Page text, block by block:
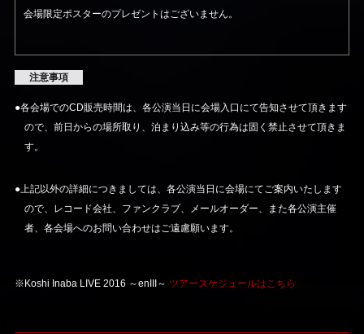
会場限定ポスターのプレゼントはございません。
注意事項
●各会場でのCD販売時間は、各公演当日に会場入口にて告知させて頂きます
ので、前日からの場所取り、泊まり込み等の行為は固く禁止させて頂きま
す。
●上記以外の詳細につきましては、各公演当日に会場にてご案内いたします
ので、レコード会社、ファンクラブ、メールオーダー、また各公演主催
者、各会場へのお問い合わせはご遠慮願います。
※Koshi Inaba LIVE 2016 ～enIII～ ツアースケジュールはこちら